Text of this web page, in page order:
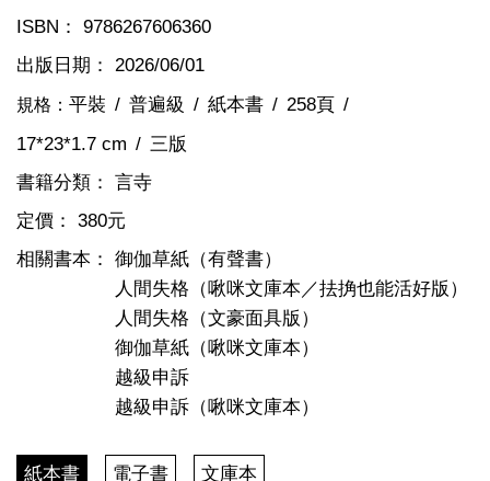
ISBN： 9786267606360
出版日期： 2026/06/01
規格： 平裝 普遍級 紙本書
258頁
17*23*1.7 cm
三版
書籍分類： 言寺
定價： 380元
相關書本： 御伽草紙（有聲書）
人間失格（啾咪文庫本／抾捔也能活好版）
人間失格（文豪面具版）
御伽草紙（啾咪文庫本）
越級申訴
越級申訴（啾咪文庫本）
紙本書 電子書 文庫本